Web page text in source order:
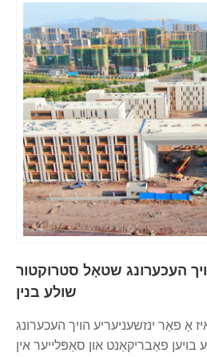
העכערונג שטאָל סטרוקטור
שולע בנין
אַ פאַר ינזשעניעריע הויך העכערונג
פאַבריקאַנט און סאַפּלייער אין